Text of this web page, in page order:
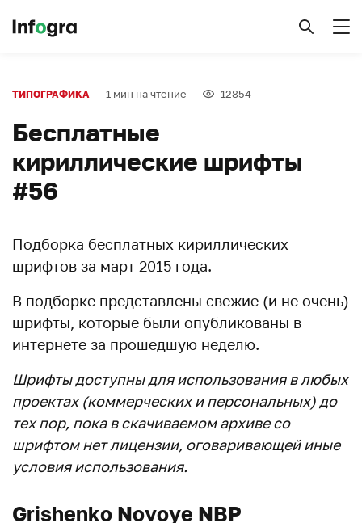
ТИПОГРАФИКА 1 мин на чтение 12854
Бесплатные
кириллические шрифты
#56
Подборка бесплатных кириллических
шрифтов за март 2015 года.
В подборке представлены свежие (и не очень)
шрифты, которые были опубликованы в
интернете за прошедшую неделю.
Шрифты доступны для использования в любых
проектах (коммерческих и персональных) до
тех пор, пока в скачиваемом архиве со
шрифтом нет лицензии, оговаривающей иные
условия использования.
Grishenko Novoye NBP